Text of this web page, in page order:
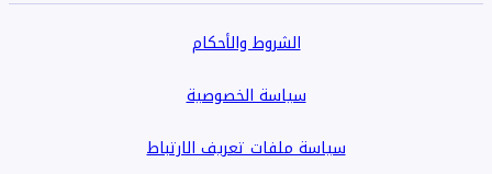
الشروط والأحكام
سياسة الخصوصية
سياسة ملفات تعريف الارتباط